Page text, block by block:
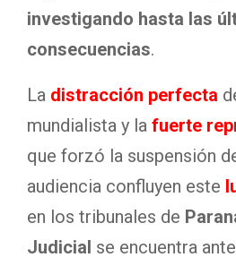
investigando hasta las
consecuencias.
La distracción perfecta
mundialista y la fuerte
que forzó la suspensión
audiencia confluyen este
en los tribunales de
Judicial se encuentra